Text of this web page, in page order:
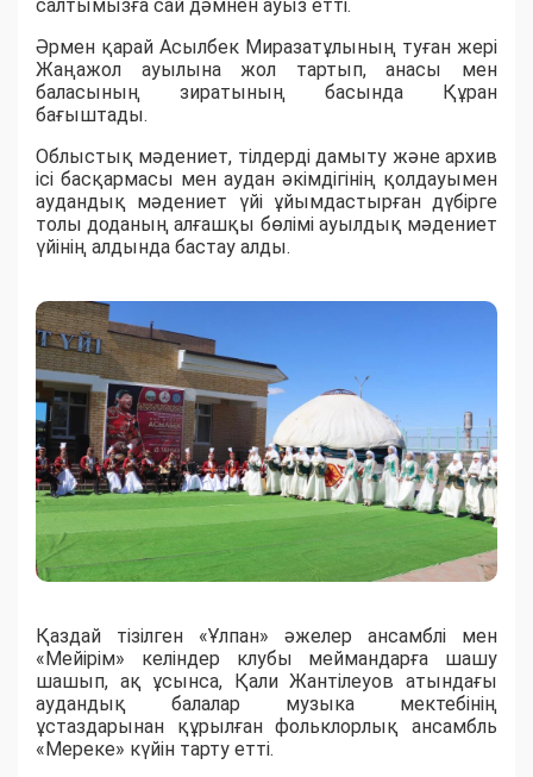
салтымызға сай дәмнен ауыз етті.
Әрмен қарай Асылбек Миразатұлының туған жері
Жаңажол ауылына жол тартып, анасы мен
баласының зиратының басында Құран
бағыштады.
Облыстық мәдениет, тілдерді дамыту және архив
ісі басқармасы мен аудан әкімдігінің қолдауымен
аудандық мәдениет үйі ұйымдастырған дүбірге
толы доданың алғашқы бөлімі ауылдық мәдениет
үйінің алдында бастау алды.
Қаздай тізілген «Ұлпан» әжелер ансамблі мен
«Мейірім» келіндер клубы меймандарға шашу
шашып, ақ ұсынса, Қали Жантілеуов атындағы
аудандық балалар музыка мектебінің
ұстаздарынан құрылған фольклорлық ансамбль
«Мереке» күйін тарту етті.